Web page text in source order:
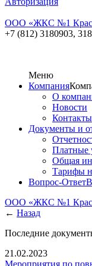
ООО «ЖКC №1
+7 (812) 3180903,
Меню
Компания
О
Новости
Контакты
Документы и
Платные
Общая
Тарифы
Вопрос-Ответ
ООО «ЖКC №1
← Назад
Последние
21.02.2023
Мероприятия по